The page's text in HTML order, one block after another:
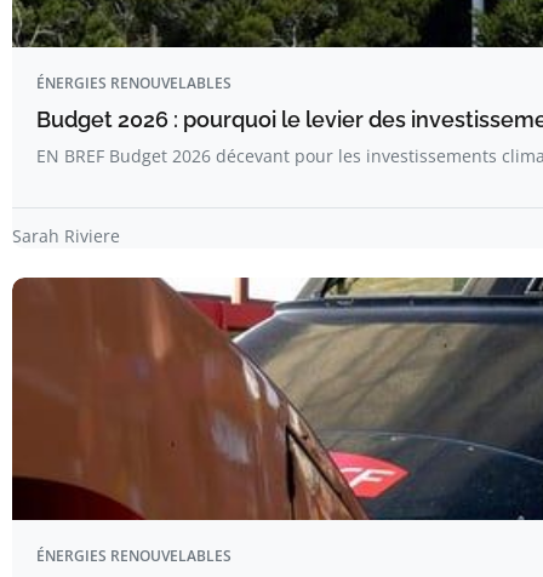
ÉNERGIES RENOUVELABLES
Budget 2026 : pourquoi le levier des
EN BREF Budget 2026 décevant pour les investissements
Sarah Riviere
ÉNERGIES RENOUVELABLES